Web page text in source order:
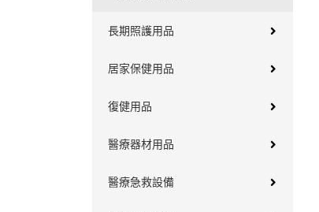
長期照護用品
居家保健用品
復健用品
醫療器材用品
醫療急救設備